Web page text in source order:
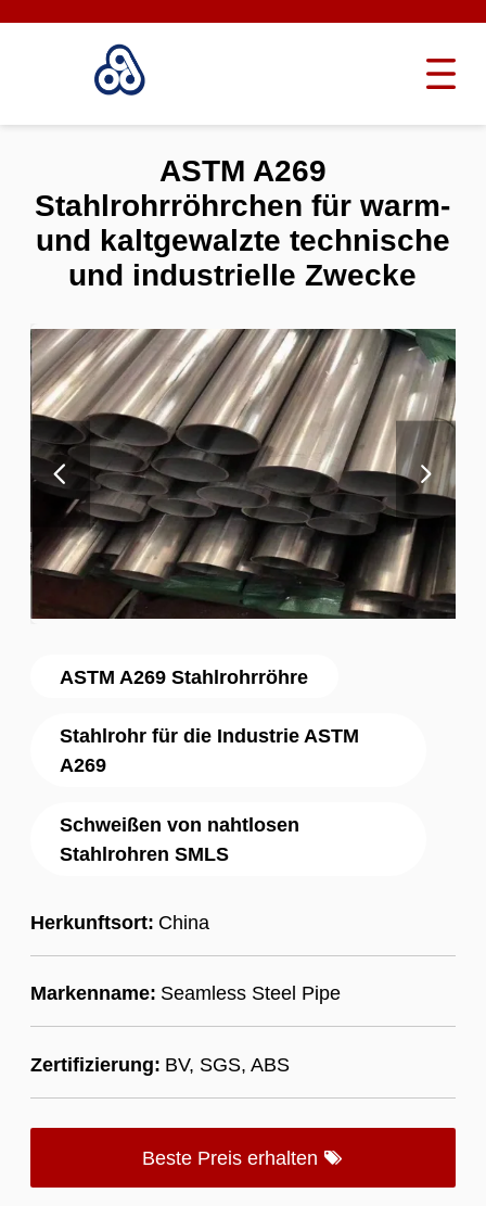
ASTM A269 Stahlrohrröhre
Stahlrohr für die Industrie ASTM
A269
Schweißen von nahtlosen
Stahlrohren SMLS
Herkunftsort: China
Markenname: Seamless Steel Pipe
Zertifizierung: BV, SGS, ABS
Beste Preis erhalten
ASTM A269
Stahlrohrröhrchen für warm-
und kaltgewalzte technische
und industrielle Zwecke